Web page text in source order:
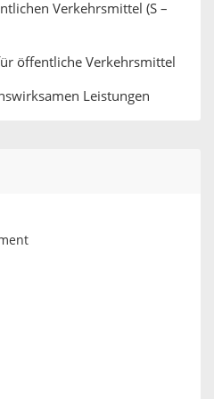
Verkehrsmittel (S –
öffentliche Verkehrsmittel
Leistungen